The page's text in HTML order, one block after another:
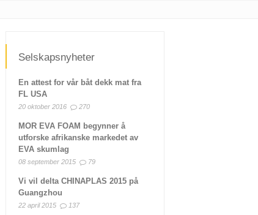
Selskapsnyheter
En attest for vår båt dekk mat fra
FL USA
20 oktober 2016 270
MOR EVA FOAM begynner å
utforske afrikanske markedet av
EVA skumlag
08 september 2015 79
Vi vil delta CHINAPLAS 2015 på
Guangzhou
22 april 2015 137